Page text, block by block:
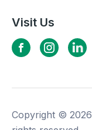
Visit Us
Copyright © 2026